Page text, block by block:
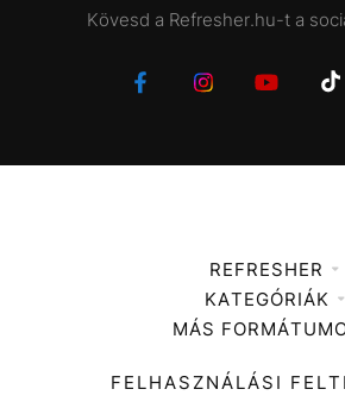
Kövesd a Refresher.hu-t a
REFRESHER
Médiaajánlat
KATEGÓRIÁK
Zene
Divat
MÁS
FELHASZNÁLÁSI